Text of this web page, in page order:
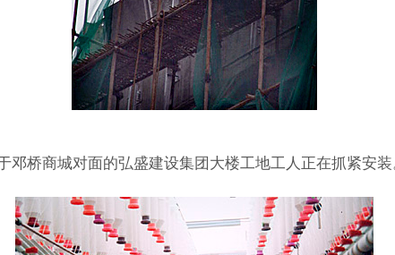
邓桥商城对面的弘盛建设集团大楼工地工人正在抓紧安